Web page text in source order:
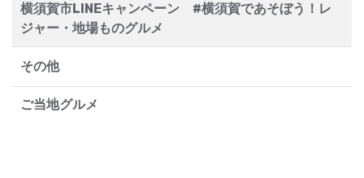
横須賀市LINEキャンペーン #横須賀であそぼう！レ
ジャー・地場ものグルメ
その他
ご当地グルメ